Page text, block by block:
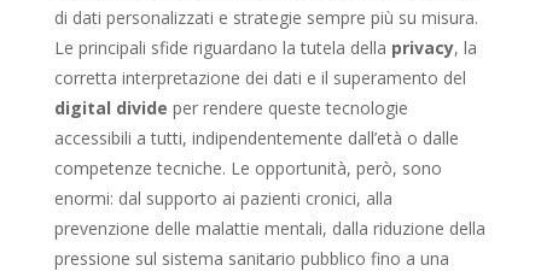
di dati personalizzati e strategie sempre più su misura.
Le principali sfide riguardano la tutela della privacy, la
corretta interpretazione dei dati e il superamento del
digital divide per rendere queste tecnologie
accessibili a tutti, indipendentemente dall’età o dalle
competenze tecniche. Le opportunità, però, sono
enormi: dal supporto ai pazienti cronici, alla
prevenzione delle malattie mentali, dalla riduzione della
pressione sul sistema sanitario pubblico fino a una